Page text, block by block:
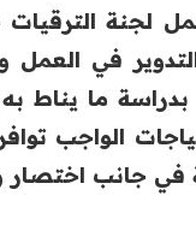
لجنة
التدوير في
ما يناط
الواجب
في جانب اختصار